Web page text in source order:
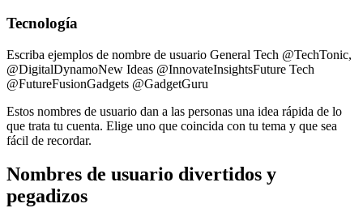
Tecnología
Escriba ejemplos de nombre de usuario General Tech @TechTonic,
@DigitalDynamoNew Ideas @InnovateInsightsFuture Tech
@FutureFusionGadgets @GadgetGuru
Estos nombres de usuario dan a las personas una idea rápida de lo
que trata tu cuenta. Elige uno que coincida con tu tema y que sea
fácil de recordar.
Nombres de usuario divertidos y
pegadizos